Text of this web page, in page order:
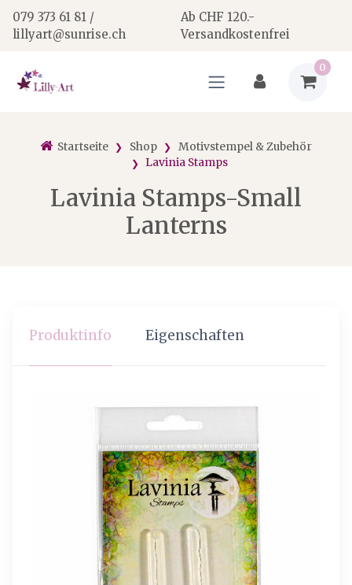
079 373 61 81 /
lillyart@sunrise.ch
Ab CHF 120.-
Versandkostenfrei
0
Startseite Shop
Motivstempel & Zubehör
Lavinia Stamps
Lavinia Stamps-Small
Lanterns
Produktinfo Eigenschaften